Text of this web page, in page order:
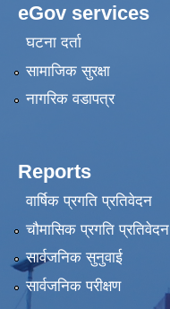
eGov services
घटना दर्ता
सामाजिक सुरक्षा
नागरिक वडापत्र
Reports
वार्षिक प्रगति प्रतिवेदन
चौमासिक प्रगति प्रतिवेदन
सार्वजनिक सुनुवाई
सार्वजनिक परीक्षण